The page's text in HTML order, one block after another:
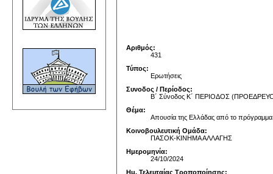
Αριθμός:
431
Τύπος:
Ερωτήσεις
Συνοδος / Περίοδος:
Β΄ Σύνοδος Κ΄ ΠΕΡΙΟΔΟΣ
Θέμα:
Απουσία της Ελλάδας από το
Κοινοβουλευτική Ομάδα:
ΠΑΣΟΚ-ΚΙΝΗΜΑ ΑΛΛΑΓΗΣ
Ημερομηνία:
24/10/2024
Ημ. Τελευταίας Τροποποίησης: